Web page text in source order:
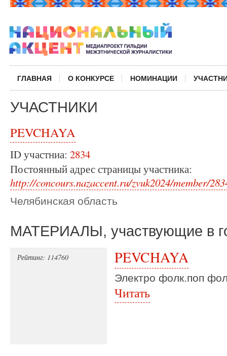
ГЛАВНАЯ О КОНКУРСЕ НОМИНАЦИИ
УЧАСТНИКИ
PEVCHAYA
ID участниа: 2834
Постоянный адрес страницы участника:
http://concours.nazaccent.ru/zvuk2024/member/
Челябинская область
МАТЕРИАЛЫ, участвующие в
Рейтинг: 114760 PEVCHAYA
Электро фолк.поп
Читать